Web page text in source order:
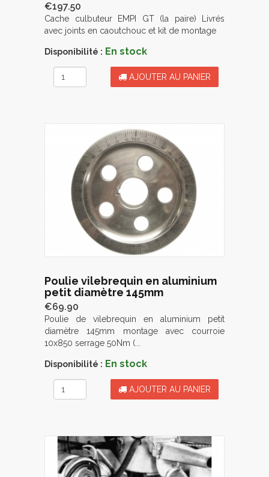
€197.50
Cache culbuteur EMPI GT (la paire) Livrés
avec joints en caoutchouc et kit de montage
Disponibilité : En stock
AJOUTER AU PANIER
Poulie vilebrequin en aluminium
petit diamètre 145mm
€69.90
Poulie de vilebrequin en aluminium petit
diamètre 145mm montage avec courroie
10x850 serrage 50Nm (...
Disponibilité : En stock
AJOUTER AU PANIER